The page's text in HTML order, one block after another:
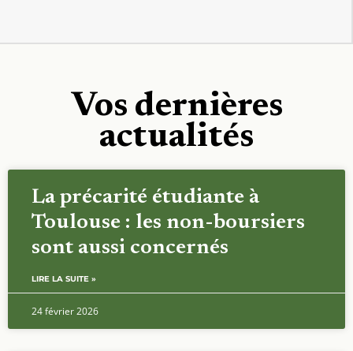
Vos dernières
actualités
La précarité étudiante à
Toulouse : les non-boursiers
sont aussi concernés
LIRE LA SUITE »
24 février 2026